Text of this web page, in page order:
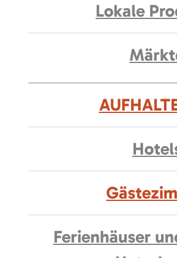
Lokale
Ferienhäuser